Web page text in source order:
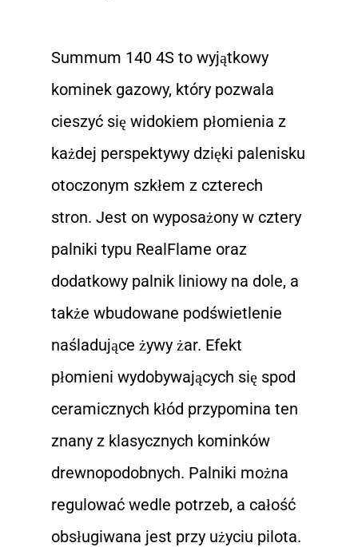
Summum 140 4S to wyjątkowy
kominek gazowy, który pozwala
cieszyć się widokiem płomienia z
każdej perspektywy dzięki palenisku
otoczonym szkłem z czterech
stron. Jest on wyposażony w cztery
palniki typu RealFlame oraz
dodatkowy palnik liniowy na dole, a
także wbudowane podświetlenie
naśladujące żywy żar. Efekt
płomieni wydobywających się spod
ceramicznych kłód przypomina ten
znany z klasycznych kominków
drewnopodobnych. Palniki można
regulować wedle potrzeb, a całość
obsługiwana jest przy użyciu pilota.